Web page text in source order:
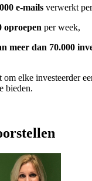
e-mails verwerkt
oproepen per week,
meer dan 70.000
elke investeerder
bieden.